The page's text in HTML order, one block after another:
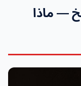
— ماذا